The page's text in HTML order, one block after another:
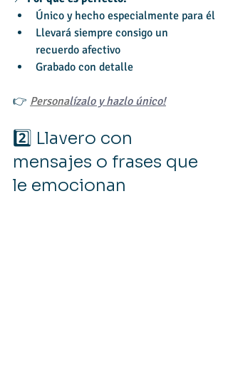
Único y hecho especialmente para él
Llevará siempre consigo un
recuerdo afectivo
Grabado con detalle
👉 Personalízalo y hazlo único!
2️⃣ Llavero con
mensajes o frases que
le emocionan